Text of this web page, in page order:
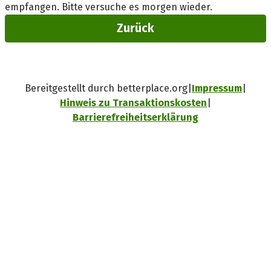
empfangen. Bitte versuche es morgen wieder.
Zurück
Bereitgestellt durch betterplace.org Impressum
Hinweis zu Transaktionskosten
Barrierefreiheitserklärung